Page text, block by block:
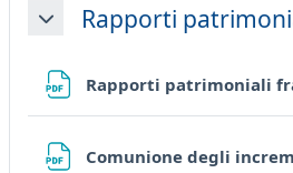
MinimizzaRapporti
Rapporti patrimoniali
Comunione degli